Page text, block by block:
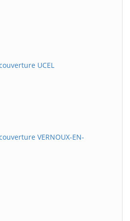
UCEL
VERNOUX-EN-